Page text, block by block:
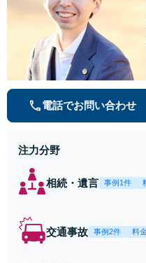
電話でお問い合わせ
注力分野
相続・遺言 事例1件
交通事故 事例2件 料